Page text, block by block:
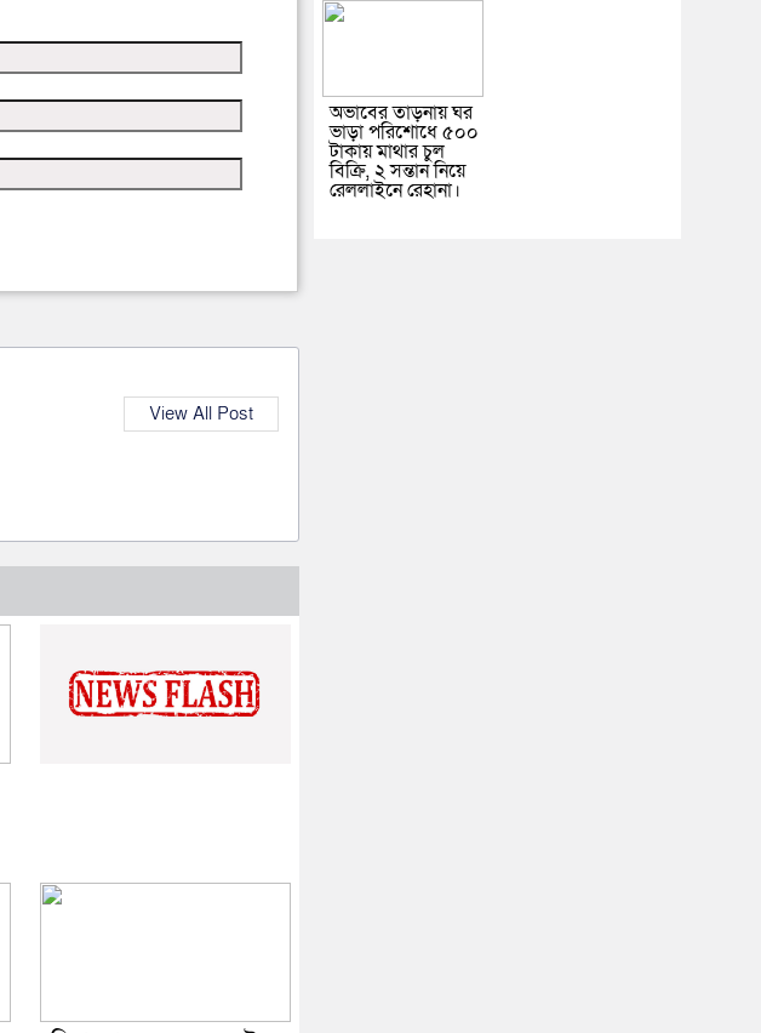
View All Post
অভাবের তাড়নায় ঘর
ভাড়া পরিশোধে ৫০০
টাকায় মাথার চুল
বিক্রি, ২ সন্তান নিয়ে
রেললাইনে রেহানা।